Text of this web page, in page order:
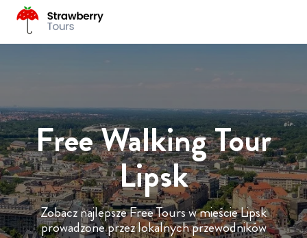
Free Walking Tour
Lipsk
Zobacz najlepsze Free Tours w mieście Lipsk
prowadzone przez lokalnych przewodników